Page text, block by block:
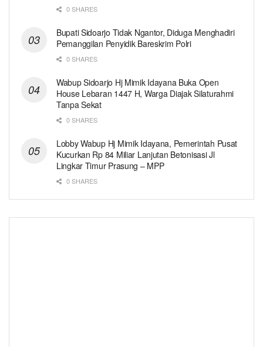
0 SHARES
Bupati Sidoarjo Tidak Ngantor, Diduga Menghadiri
Pemanggilan Penyidik Bareskrim Polri
0 SHARES
Wabup Sidoarjo Hj Mimik Idayana Buka Open
House Lebaran 1447 H, Warga Diajak Silaturahmi
Tanpa Sekat
0 SHARES
Lobby Wabup Hj Mimik Idayana, Pemerintah Pusat
Kucurkan Rp 84 Miliar Lanjutan Betonisasi Jl
Lingkar Timur Prasung – MPP
0 SHARES